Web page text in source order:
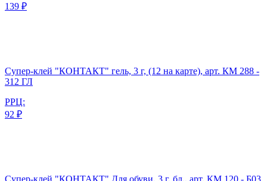
139 ₽
Супер-клей "КОНТАКТ" гель, 3 г, (12 на карте), арт. КМ 288 -
312 ГЛ
РРЦ:
92 ₽
Супер-клей "КОНТАКТ" Для обуви, 3 г, бл., арт. КМ 120 - Б03